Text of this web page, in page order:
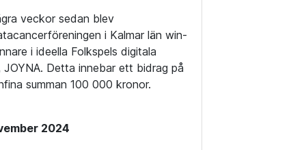
veckor sedan blev
i Kalmar län win-
i ideella Folkspels digitala
JOYNA. Detta innebar ett bidrag på
summan 100 000 kronor.
2024